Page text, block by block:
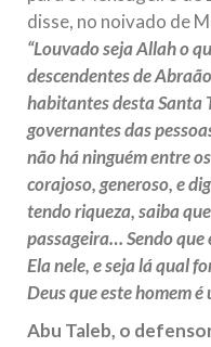
disse, no noivado de
“Louvado seja Allah o
descendentes de
habitantes desta Santa
governantes das
não há ninguém entre
corajoso, generoso, e
tendo riqueza, saiba
passageira… Sendo que
Ela nele, e seja lá qual
Deus que este homem
Abu Taleb, o